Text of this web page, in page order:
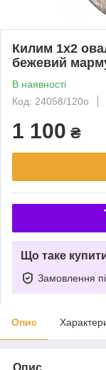
Килим 1х2
бежевий
В наявності
Код: 24058/120о
1 100 ₴
Що таке
Замовлення
Опис
Опис